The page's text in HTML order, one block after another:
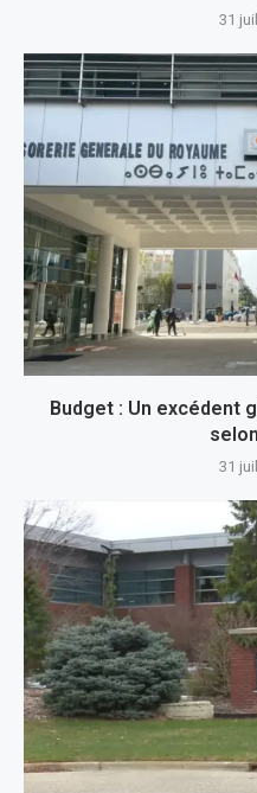
31
Budget : Un excédent
31